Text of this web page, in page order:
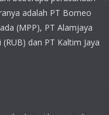
berbagai layanan dengan
pertambangan, rencana
infrastruktur, logistik